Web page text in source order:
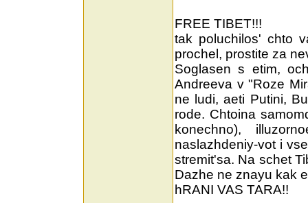
FREE TIBET!!!
tak poluchilos' chto
prochel, prostite za
Soglasen s etim,
Andreeva v "Roze
ne ludi, aeti Putini,
rode. Chtoina
konechno),
naslazhdeniy-vot i
stremit'sa. Na schet
Dazhe ne znayu kak
hRANI VAS TARA!!